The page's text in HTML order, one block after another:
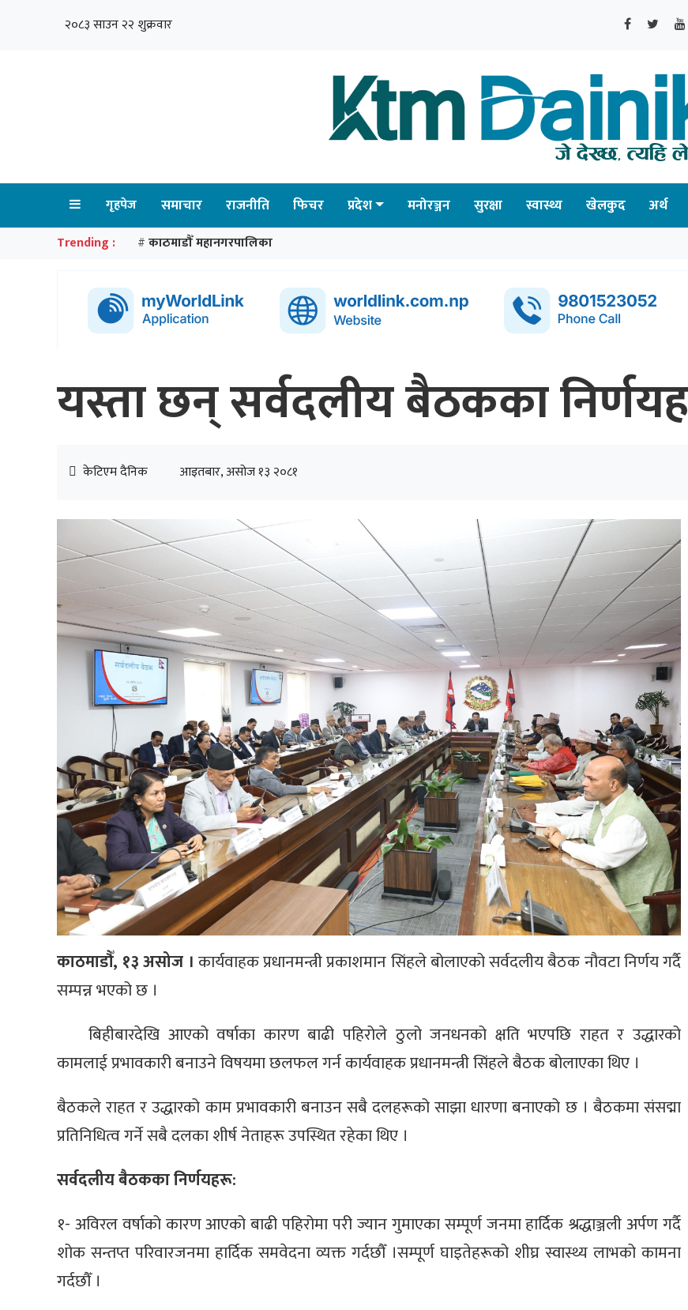
२०८३ साउन २२ शुक्रवार
गृहपेज समाचार राजनीति फिचर प्रदेश मनोरञ्जन सुरक्षा स्वास्थ्य खेलकुद अर्थ
Trending : # काठमाडौँ महानगरपालिका
यस्ता छन् सर्वदलीय बैठकका
केटिएम दैनिक आइतबार, असोज १३ २०८१
काठमाडौँ, १३ असोज । कार्यवाहक प्रधानमन्त्री प्रकाशमान सिंहले बोलाएको सर्वदलीय बैठक नौवटा निर्णय गर्दै
सम्पन्न भएको छ ।
बिहीबारदेखि आएको वर्षाका कारण बाढी पहिरोले ठुलो जनधनको क्षति भएपछि राहत र उद्धारको
कामलाई प्रभावकारी बनाउने विषयमा छलफल गर्न कार्यवाहक प्रधानमन्त्री सिंहले बैठक बोलाएका थिए ।
बैठकले राहत र उद्धारको काम प्रभावकारी बनाउन सबै दलहरूको साझा धारणा बनाएको छ । बैठकमा संसद्मा
प्रतिनिधित्व गर्ने सबै दलका शीर्ष नेताहरू उपस्थित रहेका थिए ।
सर्वदलीय बैठकका निर्णयहरू:
१- अविरल वर्षाको कारण आएको बाढी पहिरोमा परी ज्यान गुमाएका सम्पूर्ण जनमा हार्दिक श्रद्धाञ्जली अर्पण गर्दै
शोक सन्तप्त परिवारजनमा हार्दिक समवेदना व्यक्त गर्दछौँ ।सम्पूर्ण घाइतेहरूको शीघ्र स्वास्थ्य लाभको कामना
गर्दछौँ ।